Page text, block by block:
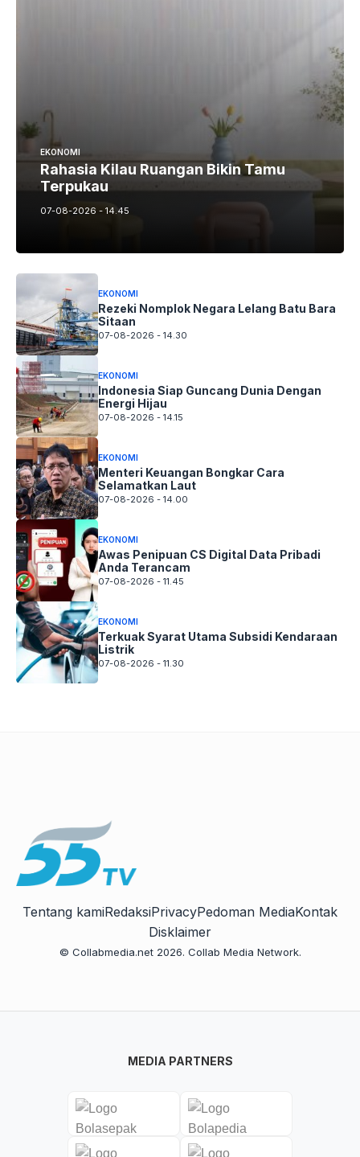
EKONOMI
Rahasia Kilau Ruangan Bikin Tamu
Terpukau
07-08-2026 - 14.45
EKONOMI
Rezeki Nomplok Negara Lelang Batu Bara
Sitaan
07-08-2026 - 14.30
EKONOMI
Indonesia Siap Guncang Dunia Dengan
Energi Hijau
07-08-2026 - 14.15
EKONOMI
Menteri Keuangan Bongkar Cara
Selamatkan Laut
07-08-2026 - 14.00
EKONOMI
Awas Penipuan CS Digital Data Pribadi
Anda Terancam
07-08-2026 - 11.45
EKONOMI
Terkuak Syarat Utama Subsidi Kendaraan
Listrik
07-08-2026 - 11.30
Tentang kamiRedaksiPrivacyPedoman MediaKontak
Disklaimer
© Collabmedia.net 2026. Collab Media Network.
MEDIA PARTNERS